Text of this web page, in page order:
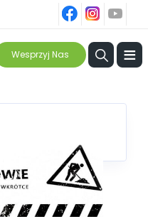
ins
Wesprzyj Nas ≡